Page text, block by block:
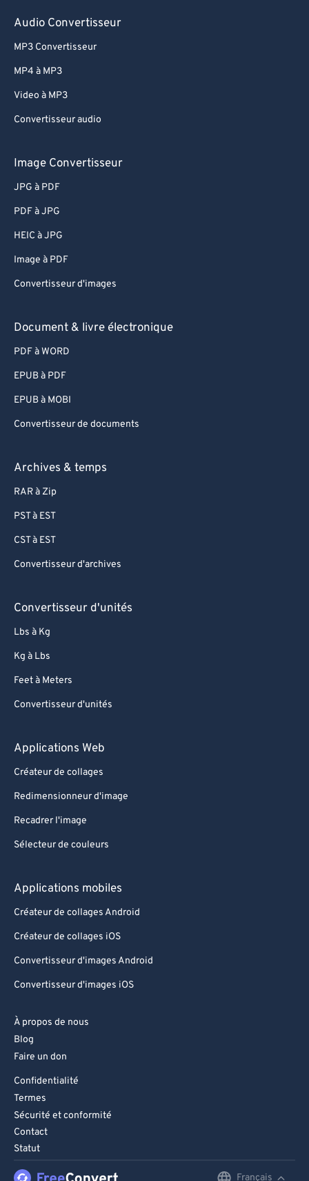
Audio Convertisseur
MP3 Convertisseur
MP4 à MP3
Video à MP3
Convertisseur audio
Image Convertisseur
JPG à PDF
PDF à JPG
HEIC à JPG
Image à PDF
Convertisseur d'images
Document & livre électronique
PDF à WORD
EPUB à PDF
EPUB à MOBI
Convertisseur de documents
Archives & temps
RAR à Zip
PST à EST
CST à EST
Convertisseur d'archives
Convertisseur d'unités
Lbs à Kg
Kg à Lbs
Feet à Meters
Convertisseur d'unités
Applications Web
Créateur de collages
Redimensionneur d'image
Recadrer l'image
Sélecteur de couleurs
Applications mobiles
Créateur de collages Android
Créateur de collages iOS
Convertisseur d'images Android
Convertisseur d'images iOS
À propos de nous
Blog
Faire un don
Confidentialité
Termes
Sécurité et conformité
Contact
Statut
Français